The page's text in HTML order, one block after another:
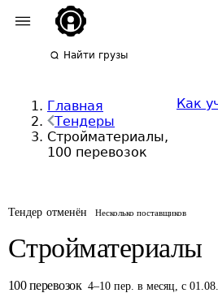
Найти грузы
Главная
Тендеры
Стройматериалы,
100 перевозок
Как
Тендер отменён Несколько поставщиков
Стройматериалы
100 перевозок 4–10 пер. в месяц,с